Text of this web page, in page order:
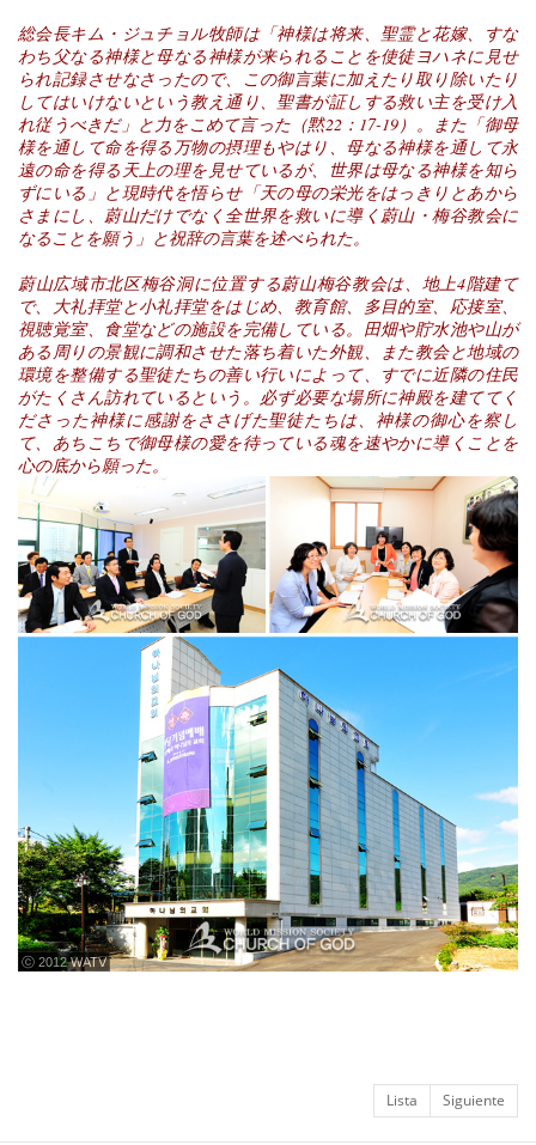
総会長キム・ジュチョル牧師は「神様は将来、聖霊と花嫁、すな
わち父なる神様と母なる神様が来られることを使徒ヨハネに見せ
られ記録させなさったので、この御言葉に加えたり取り除いたり
してはいけないという教え通り、聖書が証しする救い主を受け入
れ従うべきだ」と力をこめて言った（黙22：17-19）。また「御母
様を通して命を得る万物の摂理もやはり、母なる神様を通して永
遠の命を得る天上の理を見せているが、世界は母なる神様を知ら
ずにいる」と現時代を悟らせ「天の母の栄光をはっきりとあから
さまにし、蔚山だけでなく全世界を救いに導く蔚山・梅谷教会に
なることを願う」と祝辞の言葉を述べられた。
蔚山広域市北区梅谷洞に位置する蔚山梅谷教会は、地上4階建て
で、大礼拝堂と小礼拝堂をはじめ、教育館、多目的室、応接室、
視聴覚室、食堂などの施設を完備している。田畑や貯水池や山が
ある周りの景観に調和させた落ち着いた外観、また教会と地域の
環境を整備する聖徒たちの善い行いによって、すでに近隣の住民
がたくさん訪れているという。必ず必要な場所に神殿を建ててく
ださった神様に感謝をささげた聖徒たちは、神様の御心を察し
て、あちこちで御母様の愛を待っている魂を速やかに導くことを
心の底から願った。
ⓒ 2012 WATV
Lista Siguiente